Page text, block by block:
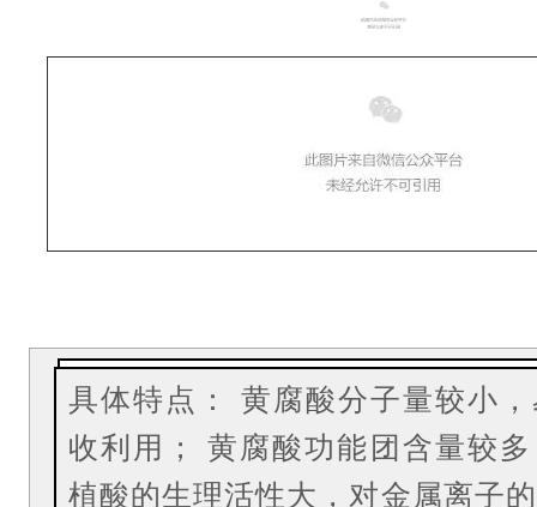
具体特点：黄腐酸分子量较小
收利用；黄腐酸功能团含量较
植酸的生理活性大，对金属离子